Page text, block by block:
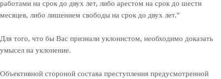
работами на срок до двух лет, либо арестом на срок до шести
месяцев, либо лишением свободы на срок до двух лет."
Для того, что бы Вас признали уклонистом, необходимо доказать
умысел на уклонение.
Объективной стороной состава преступления предусмотренной